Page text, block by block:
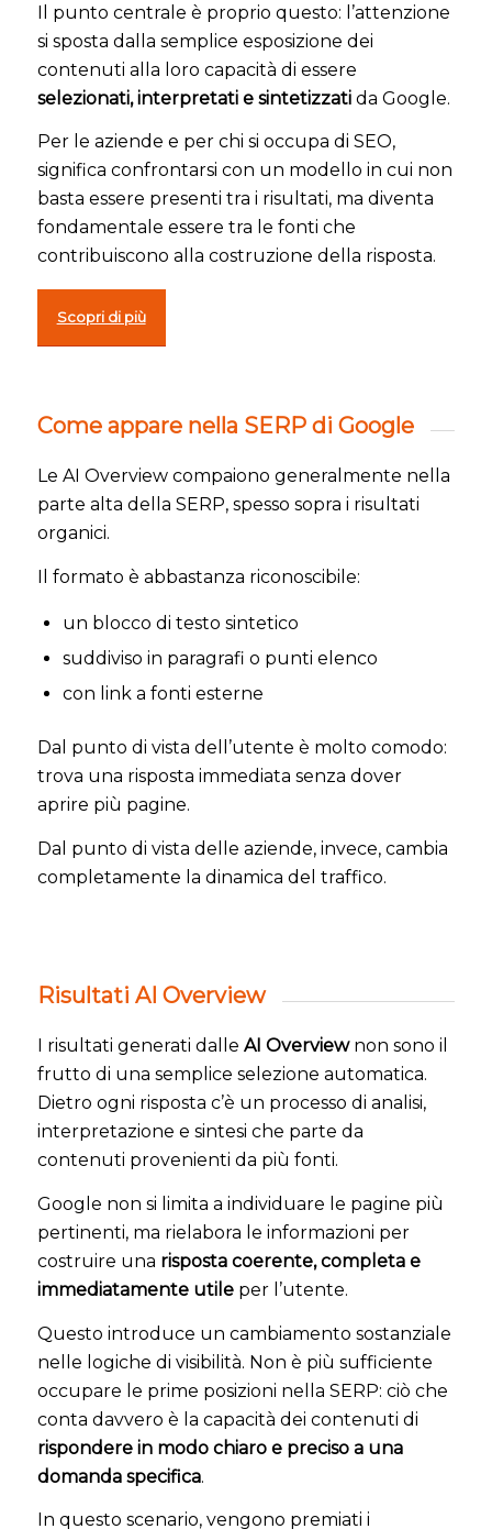
Il punto centrale è proprio questo: l’attenzione
si sposta dalla semplice esposizione dei
contenuti alla loro capacità di essere
selezionati, interpretati e sintetizzatida Google.
Per le aziende e per chi si occupa di SEO,
significa confrontarsi con un modello in cui non
basta essere presenti tra i risultati, ma diventa
fondamentale essere tra le fonti che
contribuiscono alla costruzione della risposta.
Scopri di più
Come appare nella SERP di Google
Le AI Overview compaiono generalmente nella
parte alta della SERP, spesso sopra i risultati
organici.
Il formato è abbastanza riconoscibile:
un blocco di testo sintetico
suddiviso in paragrafi o punti elenco
con link a fonti esterne
Dal punto di vista dell’utente è molto comodo:
trova una risposta immediata senza dover
aprire più pagine.
Dal punto di vista delle aziende, invece, cambia
completamente la dinamica del traffico.
Risultati AI Overview
I risultati generati dalle AI Overviewnon sono il
frutto di una semplice selezione automatica.
Dietro ogni risposta c’è un processo di analisi,
interpretazione e sintesi che parte da
contenuti provenienti da più fonti.
Google non si limita a individuare le pagine più
pertinenti, ma rielabora le informazioni per
costruire una risposta coerente, completa e
immediatamente utileper l’utente.
Questo introduce un cambiamento sostanziale
nelle logiche di visibilità. Non è più sufficiente
occupare le prime posizioni nella SERP: ciò che
conta davvero è la capacità dei contenuti di
rispondere in modo chiaro e preciso a una
domanda specifica.
In questo scenario, vengono premiati i